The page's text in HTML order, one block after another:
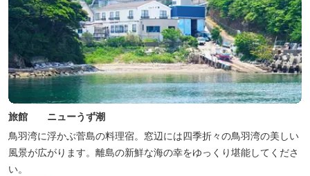
旅館 ニューうず潮
鳥羽湾に浮かぶ菅島の料理宿。窓辺には四季折々の鳥羽湾の美しい
風景が広がります。離島の新鮮な海の幸をゆっくり堪能してくださ
い。